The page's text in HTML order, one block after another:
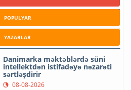
POPULYAR
YAZARLAR
Danimarka məktəblərdə süni
intellektdən istifadəyə nəzarəti
sərtləşdirir
08-08-2026